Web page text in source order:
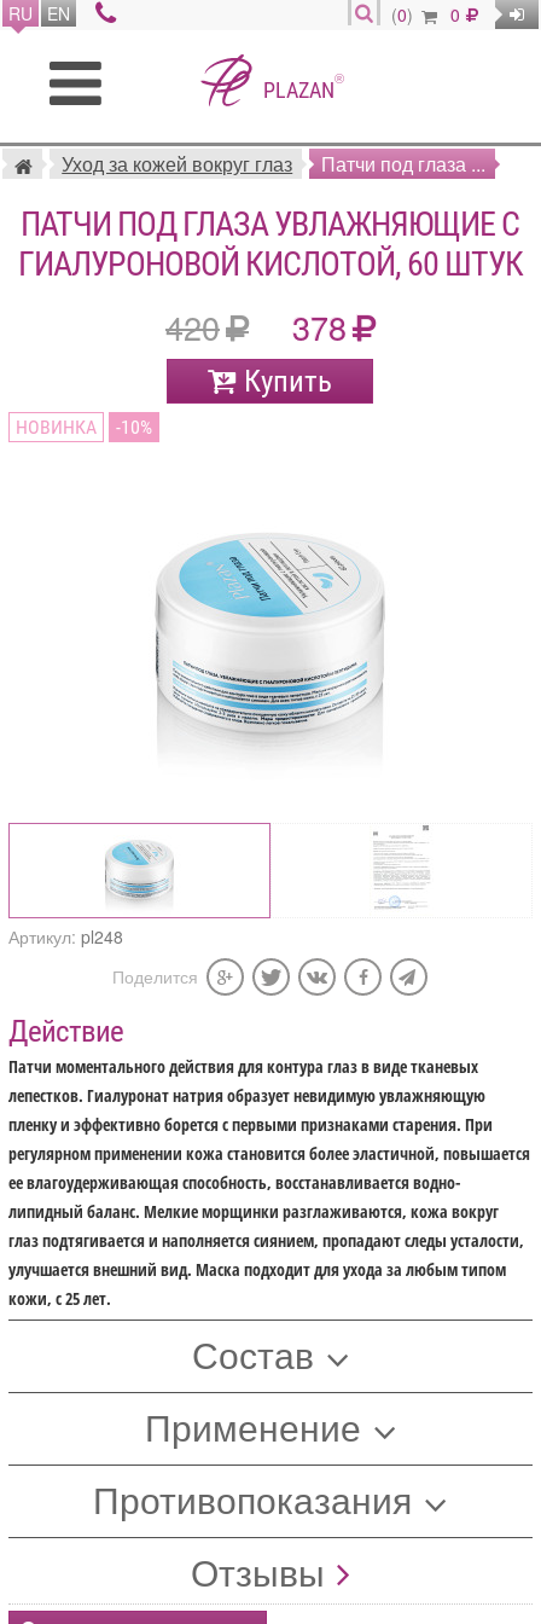
RU EN (0) 0
PLAZAN®
Уход за кожей вокруг глаз Патчи под глаза ...
ПАТЧИ ПОД ГЛАЗА УВЛАЖНЯЮЩИЕ С
ГИАЛУРОНОВОЙ КИСЛОТОЙ, 60 ШТУК
420 378
Купить
НОВИНКА 10
Артикул:pl248
Поделится
Действие
Патчи моментального действия для контура глаз в виде тканевых
лепестков. Гиалуронат натрия образует невидимую увлажняющую
пленку и эффективно борется с первыми признаками старения. При
регулярном применении кожа становится более эластичной, повышается
ее влагоудерживающая способность, восстанавливается водно-
липидный баланс. Мелкие морщинки разглаживаются, кожа вокруг
глаз подтягивается и наполняется сиянием, пропадают следы усталости,
улучшается внешний вид. Маска подходит для ухода за любым типом
кожи, с 25 лет.
Состав
Применение
Противопоказания
Отзывы